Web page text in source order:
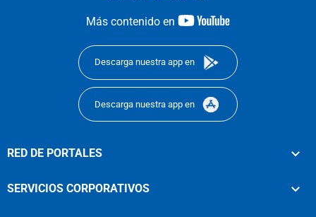
Más contenido en
youtube-
Descarga nuestra app en
Descarga nuestra app en
RED DE PORTALES
SERVICIOS CORPORATIVOS